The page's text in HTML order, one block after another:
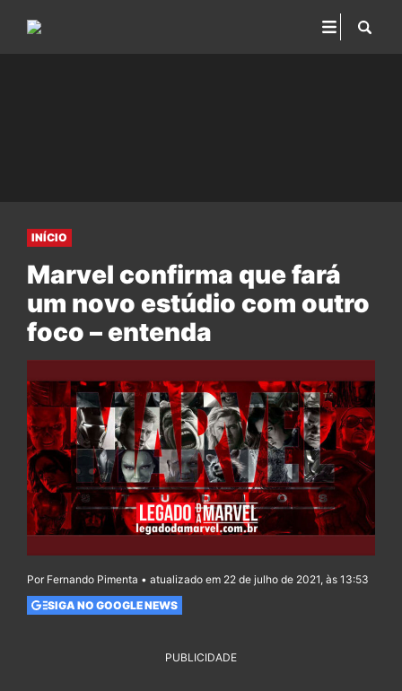
INÍCIO
Marvel confirma que fará
um novo estúdio com outro
foco – entenda
Por Fernando Pimenta • atualizado em 22 de julho de 2021, às 13:53
SIGA NO GOOGLE NEWS
PUBLICIDADE